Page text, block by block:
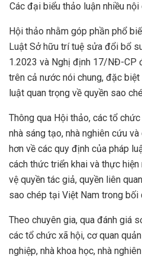
Các đại biểu thảo luận nhiều
Hội thảo nhằm góp phần phổ
Luật Sở hữu trí tuệ sửa đổi bổ
1.2023 và Nghị định 17/NĐ-CP
trên cả nước nói chung, đặc
luật quan trọng về quyền sao
Thông qua Hội thảo, các tổ
nhà sáng tạo, nhà nghiên cứu
hơn về các quy định của pháp
cách thức triển khai và thực
vệ quyền tác giả, quyền liên
sao chép tại Việt Nam trong bối
Theo chuyên gia, qua đánh giá
các tổ chức xã hội, cơ quan
nghiệp, nhà khoa học, nhà